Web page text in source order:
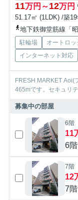
11万円～12万円
51.17㎡ (1LDK) /築
地下鉄御堂筋線「
駐輪場 オートロッ
インターネット対応
FRESH MARKET Aoi(
465mです。セキュリ
募集中の部屋
6階
11
6
7階
12
7